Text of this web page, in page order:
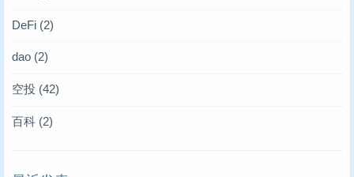
DeFi (2)
dao (2)
空投 (42)
百科 (2)